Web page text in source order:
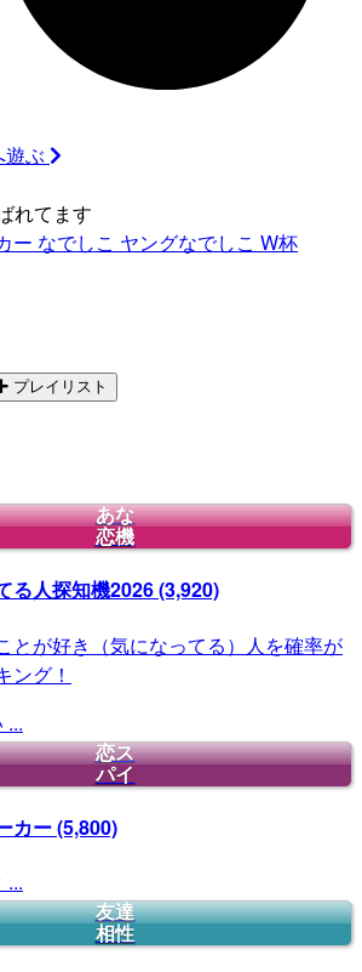
遊ぶ
れてます
ー なでしこ ヤングなでしこ W杯
プレイリスト
あな
恋機
る人探知機2026(3,920)
とが好き（気になってる）人を確率が
ング！
...
恋ス
パイ
カー(5,800)
...
友達
相性